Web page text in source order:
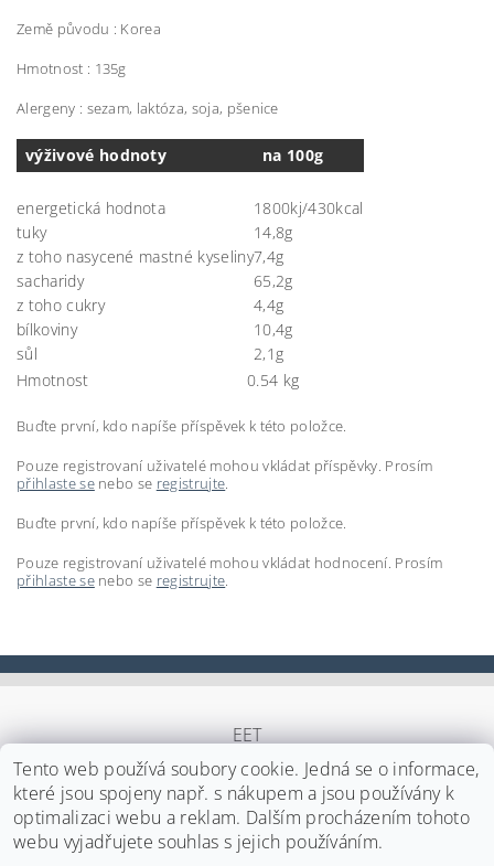
Země původu : Korea
Hmotnost : 135g
Alergeny : sezam, laktóza, soja, pšenice
výživové hodnoty na 100g
energetická hodnota
1800kj/430kcal
tuky
14,8g
z toho nasycené mastné kyseliny7,4g
sacharidy
65,2g
z toho cukry
4,4g
bílkoviny
10,4g
sůl
2,1g
Hmotnost
0.54 kg
Buďte první, kdo napíše příspěvek k této položce.
Pouze registrovaní uživatelé mohou vkládat příspěvky. Prosím
přihlaste senebo se registrujte.
Buďte první, kdo napíše příspěvek k této položce.
Pouze registrovaní uživatelé mohou vkládat hodnocení. Prosím
přihlaste senebo se registrujte.
EET
2026 ©Japa Foods s.r.o. , všechna práva vyhrazenaUpravit nastavení cookies
Vytvořil Shoptet
Tento web používá soubory cookie. Jedná se o informace,
které jsou spojeny např. s nákupem a jsou používány k
optimalizaci webu a reklam. Dalším procházením tohoto
webu vyjadřujete souhlas s jejich používáním.